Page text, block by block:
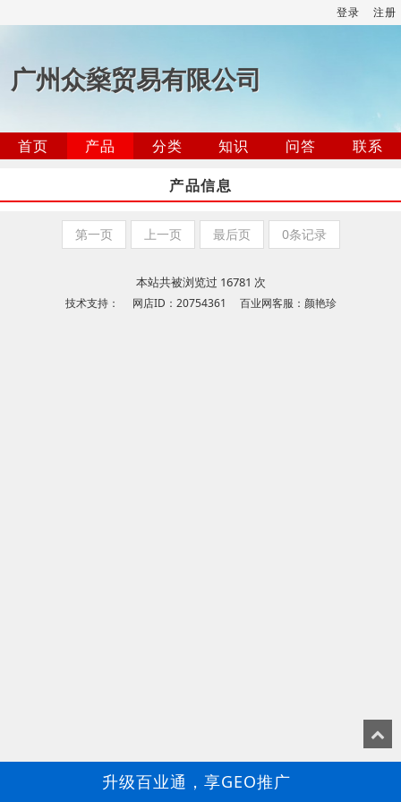
登录 注册
广州众燊贸易有限公司
首页 产品 分类 知识 问答
联系
产品信息
第一页 上一页 最后页 0条记录
本站共被浏览过 16781 次
技术支持： 网店ID：20754361 百业网客服：颜艳珍
升级百业通，享GEO推广